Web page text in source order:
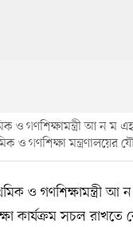
ও গণশিক্ষামন্ত্রী আ ন ম
ও গণশিক্ষা
ও
কার্যক্রম সচল রাখতে